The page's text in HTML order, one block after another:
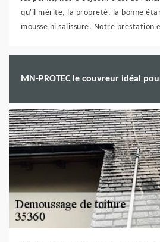
qu'il mérite, la propreté, la bonne
mousse ni salissure. Notre prestation
MN-PROTEC le couvreur idéal